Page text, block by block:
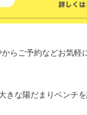
らご予約などお気軽
きな陽だまりベンチ